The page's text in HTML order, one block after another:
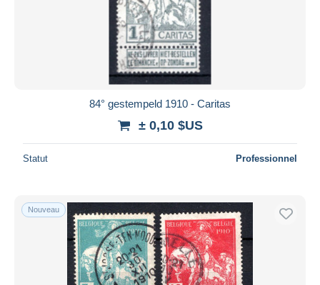
84° gestempeld 1910 - Caritas
± 0,10 $US
Statut Professionnel
Nouveau